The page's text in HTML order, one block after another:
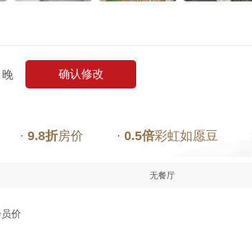
晚 确认修改
· 9.8折房价 · 0.5倍彩虹如愿豆
无餐厅
价